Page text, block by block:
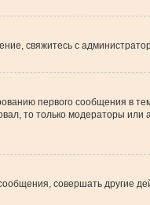
свяжитесь с
первого сообщения в
то только модераторы или
совершать другие